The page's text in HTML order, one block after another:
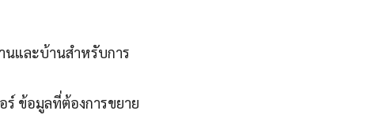
และบ้านสำหรับการ
ข้อมูลที่ต้องการขยาย